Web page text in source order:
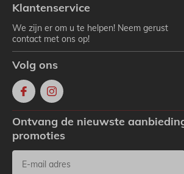
Klantenservice
We zijn er om u te helpen! Neem gerust
contact met ons op!
Volg ons
Ontvang de nieuwste
promoties